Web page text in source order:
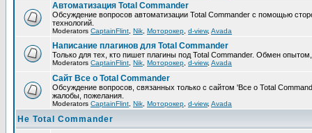
Автоматизация Total Commander
Обсуждение вопросов автоматизации Total Commander с помощью
технологий.
Moderators CaptainFlint Nik Моторокер d-view, Avada
Написание плагинов для Total Commander
Только для тех, кто пишет плагины под Total Commander. Обмен
Moderators CaptainFlint Nik Моторокер d-view, Avada
Сайт Все о Total Commander
Обсуждение вопросов, связанных только с сайтом 'Все о Total
жалобы, пожелания.
Moderators CaptainFlint Nik Моторокер d-view, Avada
Не Total Commander